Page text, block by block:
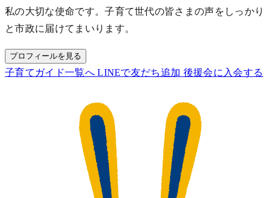
私の大切な使命です。子育て世代の皆さまの声をしっかり
と市政に届けてまいります。
プロフィールを見る
子育てガイド一覧へLINEで友だち追加 後援会に入会する